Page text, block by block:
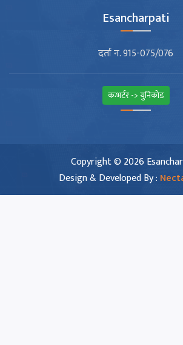
Esancharpati
दर्ता न. 915-075/076
कन्भर्टर -> युनिकोड
Copyright © 2026
Design & Developed By :